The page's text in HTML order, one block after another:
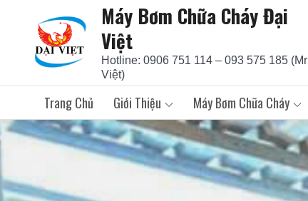
content
Máy Bơm Chữa Cháy Đại
Việt
Hotline: 0906 751 114 – 093 575 185 (Mr
Việt)
Trang Chủ Giới Thiệu Máy Bơm Chữa Cháy